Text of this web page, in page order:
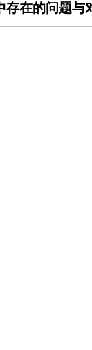
存在的问题与